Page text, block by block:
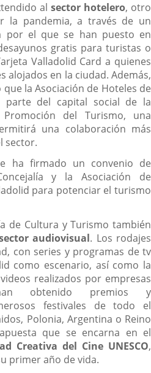
al sector hotelero, otro
la pandemia, a través de un
por el que se han puesto en
gratis para turistas o
Valladolid Card a quienes
alojados en la ciudad. Además,
la Asociación de Hoteles de
parte del capital social de la
del Turismo, una
una colaboración más
sector.
ha firmado un convenio de
y la Asociación de
para potenciar el turismo
de Cultura y Turismo también
audiovisual. Los rodajes
con series y programas de tv
como escenario, así como la
realizados por empresas
obtenido premios y
festivales de todo el
Polonia, Argentina o Reino
que se encarna en el
Creativa del Cine UNESCO,
primer año de vida.